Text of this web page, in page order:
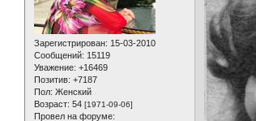
Зарегистрирован: 15-03-2010
Сообщений: 15119
Уважение: +16469
Позитив: +7187
Пол: Женский
Возраст: 54 [1971-09-06]
Провел на форуме: